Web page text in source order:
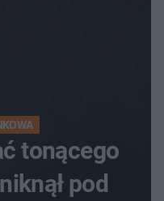
tonącego
pod